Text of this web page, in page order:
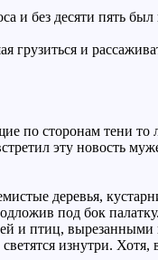
и без десяти пять был
и
по сторонам тени то
эту новость
деревья,
под бок
и птиц, вырезанными
изнутри. Хотя,